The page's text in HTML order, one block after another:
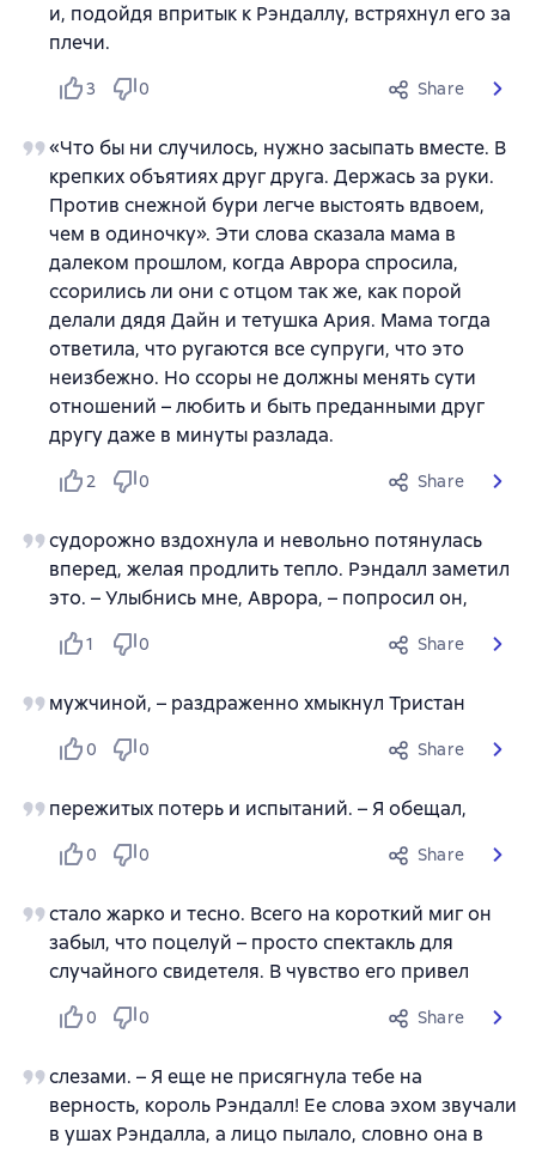
и, подойдя впритык к Рэндаллу, встряхнул его за
плечи.
3 0 Share
«Что бы ни случилось, нужно засыпать вместе. В
крепких объятиях друг друга. Держась за руки.
Против снежной бури легче выстоять вдвоем,
чем в одиночку». Эти слова сказала мама в
далеком прошлом, когда Аврора спросила,
ссорились ли они с отцом так же, как порой
делали дядя Дайн и тетушка Ария. Мама тогда
ответила, что ругаются все супруги, что это
неизбежно. Но ссоры не должны менять сути
отношений – любить и быть преданными друг
другу даже в минуты разлада.
2 0 Share
судорожно вздохнула и невольно потянулась
вперед, желая продлить тепло. Рэндалл заметил
это. – Улыбнись мне, Аврора, – попросил он,
1 0 Share
мужчиной, – раздраженно хмыкнул Тристан
0 0 Share
пережитых потерь и испытаний. – Я обещал,
0 0 Share
стало жарко и тесно. Всего на короткий миг он
забыл, что поцелуй – просто спектакль для
случайного свидетеля. В чувство его привел
0 0 Share
слезами. – Я еще не присягнула тебе на
верность, король Рэндалл! Ее слова эхом звучали
в ушах Рэндалла, а лицо пылало, словно она в